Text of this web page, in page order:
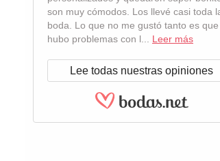
son muy cómodos. Los llevé casi toda
boda. Lo que no me gustó tanto es que
hubo problemas con l... Leer más
Lee todas nuestras opiniones